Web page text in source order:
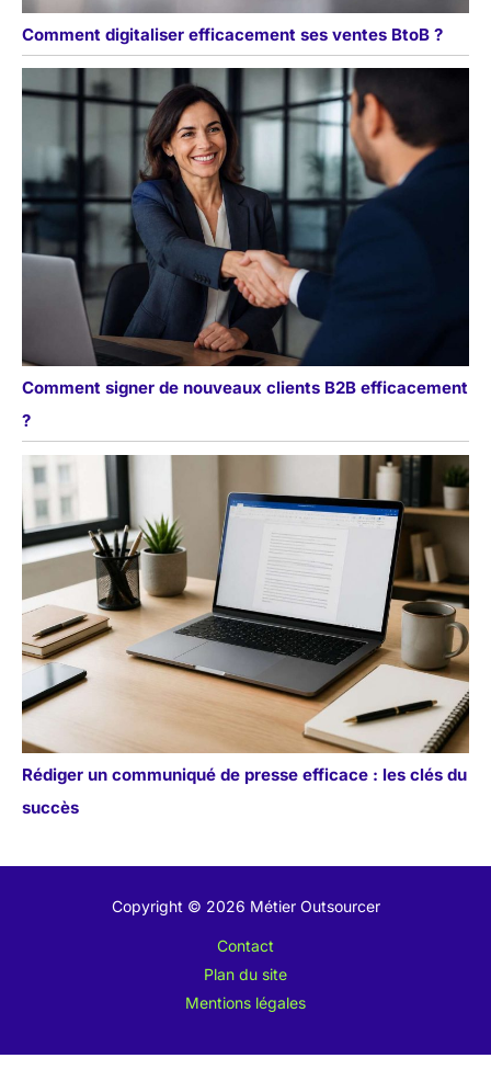
Comment digitaliser efficacement ses ventes BtoB ?
Comment signer de nouveaux clients B2B efficacement
?
Rédiger un communiqué de presse efficace : les clés du
succès
Copyright © 2026 Métier Outsourcer
Contact
Plan du site
Mentions légales